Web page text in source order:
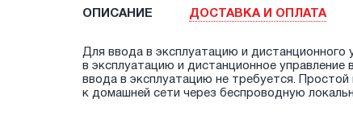
ОПИСАНИЕ ДОСТАВКА И ОПЛАТА
Для ввода в эксплуатацию и дистанционного
в эксплуатацию и дистанционное
ввода в эксплуатацию не требуется.
к домашней сети через беспроводную